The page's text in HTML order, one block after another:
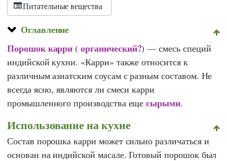
Питательные вещества
Оглавление
Порошок карри (органический?) — смесь специй
индийской кухни. «Карри» также относится к
различным азиатским соусам с разным составом. Не
всегда ясно, являются ли смеси карри
промышленного производства ещесырыми.
Использование на кухне
Состав порошка карри может сильно различаться и
основан на индийской масале. Готовый порошок был